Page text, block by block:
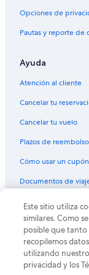
Hoteles en Lyons
Hoteles cerca de
Hoteles en YMCA of
Hoteles cerca de
Hoteles gay friendly
Hoteles cerca de
Opciones de
Pautas y reporte de
Ayuda
Atención al cliente
Cancelar tu
Cancelar tu vuelo
Plazos de reembolso
Cómo usar un
Documentos de
© 2026 Expedia,
derechos
registradas o
Este sitio utiliza
similares. Como
posible que tanto
recopilemos
utilizando
privacidad y los